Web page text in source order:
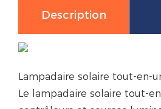
Description
Lampadaire solaire tout-en-
Le lampadaire solaire tout-